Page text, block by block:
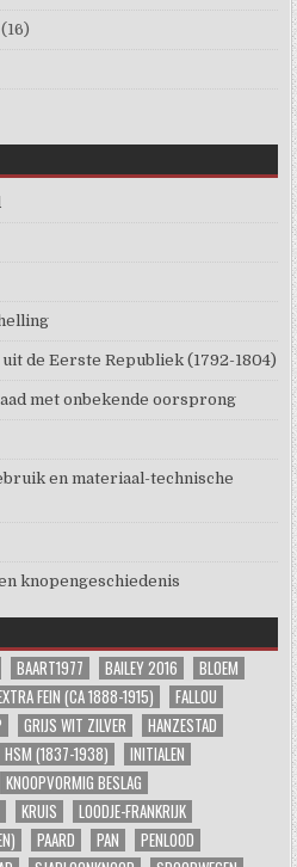
(16)
de Eerste Republiek (1792-1804)
met onbekende oorsprong
en materiaal-technische
knopengeschiedenis
BAART1977 BAILEY 2016
BLOEM
FEIN (CA 1888-1915)
FALLOU
GRIJS WIT ZILVER
HANZESTAD
HSM (1837-1938)
INITIALEN
KNOOPVORMIG BESLAG
KRUIS
LOODJE-FRANKRIJK
PAARD PAN
PENLOOD